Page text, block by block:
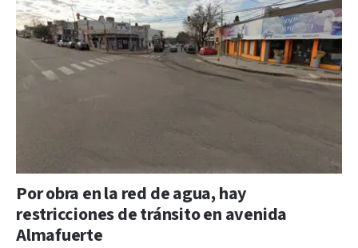
Por obra en la red de agua, hay
restricciones de tránsito en avenida
Almafuerte